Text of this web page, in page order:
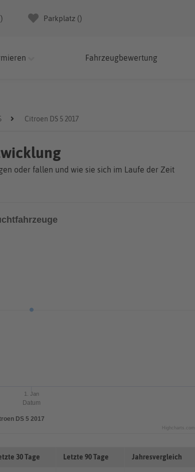
) Parkplatz ()
Fahrzeugbewertung
Citroen DS 5 2017
oder fallen und wie sie sich im Laufe der Zeit
Datum
DS 5 2017
1. Jan
Highcharts.com
30 Tage Letzte 90 Tage Jahresvergleich